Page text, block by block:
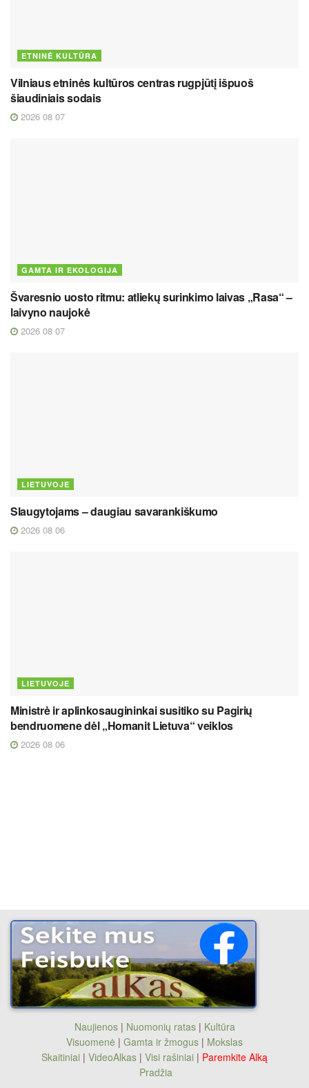
ETNINĖ KULTŪRA
Vilniaus etninės kultūros centras rugpjūtį išpuoš
šiaudiniais sodais
2026 08 07
GAMTA IR EKOLOGIJA
Švaresnio uosto ritmu: atliekų surinkimo laivas „Rasa“ –
laivyno naujokė
2026 08 07
LIETUVOJE
Slaugytojams – daugiau savarankiškumo
2026 08 06
LIETUVOJE
Ministrė ir aplinkosaugininkai susitiko su Pagirių
bendruomene dėl „Homanit Lietuva“ veiklos
2026 08 06
Naujienos| Nuomonių ratas| Kultūra
Visuomenė | Gamta ir žmogus | Mokslas
Skaitiniai | VideoAlkas | Visi rašiniai | Paremkite Alką
Pradžia